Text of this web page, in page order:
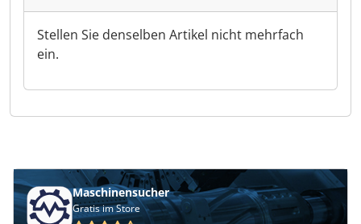
Stellen Sie denselben Artikel nicht mehrfach
ein.
Maschinensucher
Gratis im Store